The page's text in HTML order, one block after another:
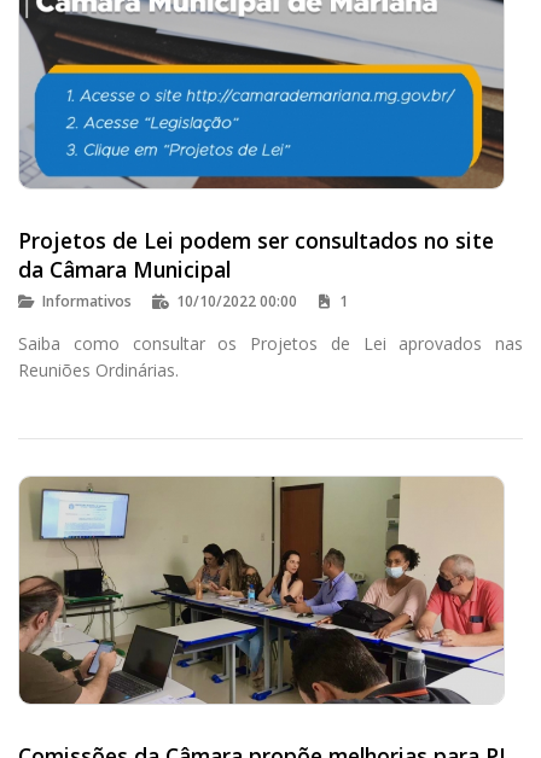
Projetos de Lei podem ser consultados no site
da Câmara Municipal
Informativos 10/10/2022 00:00 1
Saiba como consultar os Projetos de Lei aprovados nas
Reuniões Ordinárias.